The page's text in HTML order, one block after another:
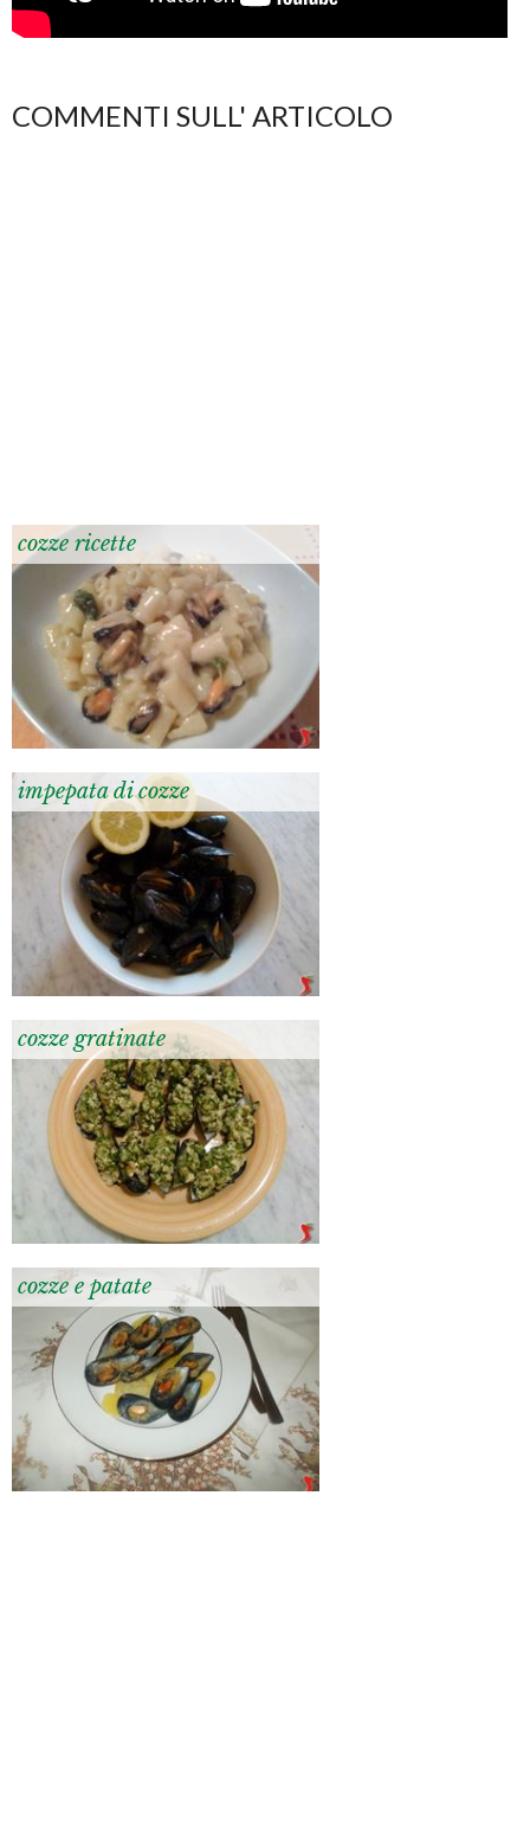
COMMENTI SULL' ARTICOLO
cozze ricette
impepata di cozze
cozze gratinate
cozze e patate